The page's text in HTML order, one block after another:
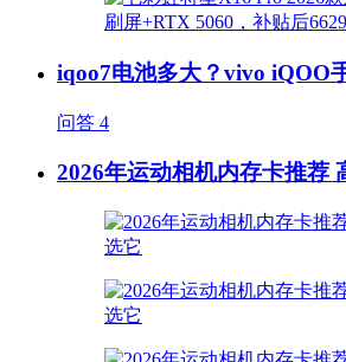
iqoo7电池多大？vivo iQOO
问答 4
2026年运动相机内存卡推荐